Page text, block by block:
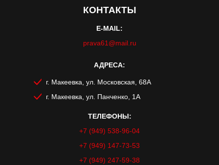
КОНТАКТЫ
E-MAIL:
prava61@mail.ru
АДРЕСА:
г. Макеевка, ул. Московская, 68А
г. Макеевка, ул. Панченко, 1А
ТЕЛЕФОНЫ:
+7 (949) 538-96-04
+7 (949) 147-73-53
+7 (949) 247-59-38